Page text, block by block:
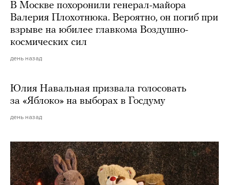
В Москве похоронили генерал-майора
Валерия Плохотнюка. Вероятно, он погиб при
взрыве на юбилее главкома Воздушно-
космических сил
день назад
Юлия Навальная призвала голосовать
за «Яблоко» на выборах в Госдуму
день назад